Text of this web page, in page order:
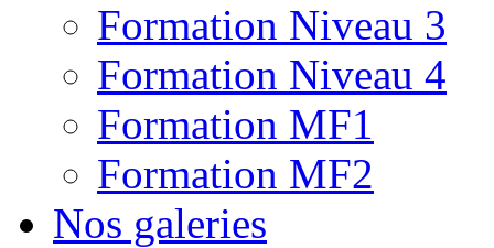
Formation Niveau 3
Formation Niveau 4
Formation MF1
Formation MF2
Nos galeries